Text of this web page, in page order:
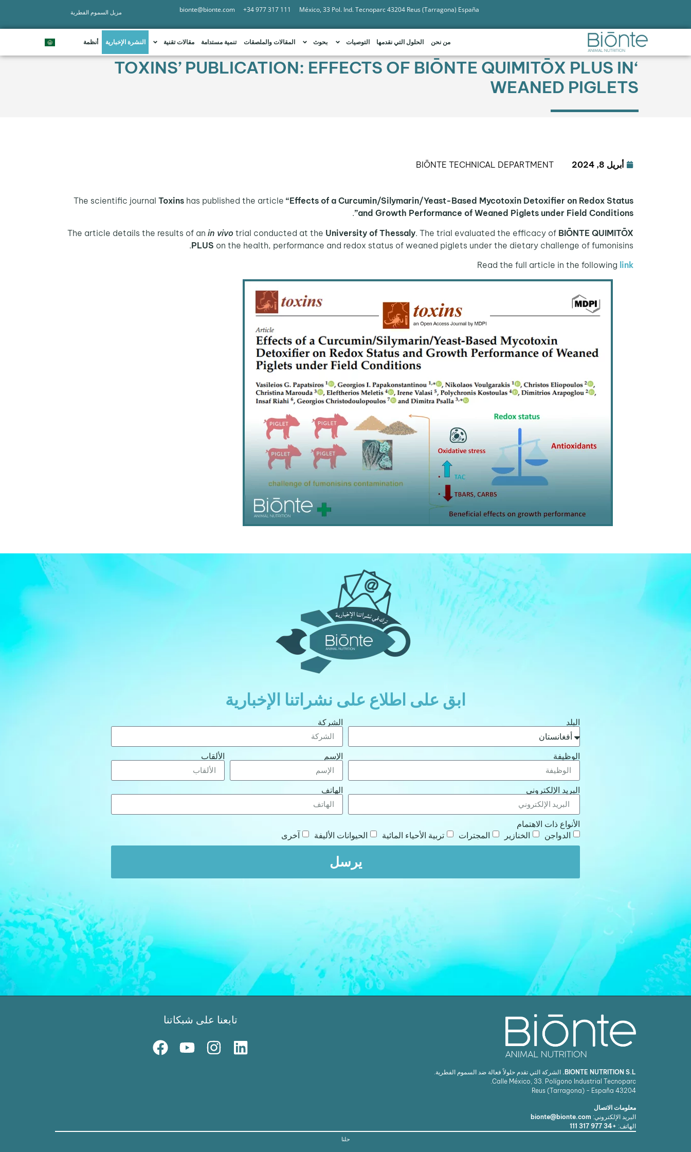
México, 33 Pol. Ind. Tecnoparc 43204 Reus (Tarragona) España
+34 977 317 111
bionte@bionte.com مزيل السموم الفطرية
من نحن الحلول التي نقدمها التوصيات بحوث المقالات والملصقات تنمية مستدامة مقالات تقنية النشرة الإخبارية أنظمة
‘TOXINS’ PUBLICATION: EFFECTS OF BIŌNTE QUIMITŌX PLUS IN
WEANED PIGLETS
أبريل 8, 2024 BIŌNTE TECHNICAL DEPARTMENT
The scientific journal Toxins has published the article “Effects of a Curcumin/Silymarin/Yeast-Based Mycotoxin Detoxifier on Redox Status
and Growth Performance of Weaned Piglets under Field Conditions”
.
The article details the results of an in vivo trial conducted at the University of Thessaly. The trial evaluated the efficacy of BIŌNTE QUIMITŌX
PLUS on the health, performance and redox status of weaned piglets under the dietary challenge of fumonisins.
Read the full article in the following link
ابق على اطلاع على نشراتنا الإخبارية
البلد الشركة
الوظيفة الإسم الألقاب
البريد الإلكتروني الهاتف
الأنواع ذات الاهتمام
الدواجن
الخنازير المجترات تربية الأحياء المائية الحيوانات الأليفة آخرى
يرسل
BIONTE NUTRITION S.L. الشركة التي تقدم حلولاً فعالة ضد السموم الفطرية.
Calle México, 33. Polígono Industrial Tecnoparc.
43204
Reus (Tarragona) - España
معلومات الاتصال
البريد الإلكتروني: bionte@bionte.com
الهاتف: +34 977 317 111
تابعنا على شبكاتنا
حلنا